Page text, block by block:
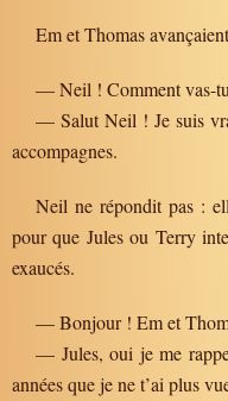
Em et Thomas
— Neil ! Comment vas-
— Salut Neil ! Je suis
accompagnes.
Neil ne répondit pas :
pour que Jules ou Terry
exaucés.
— Bonjour ! Em et
— Jules, oui je me
années que je ne t’ai plus